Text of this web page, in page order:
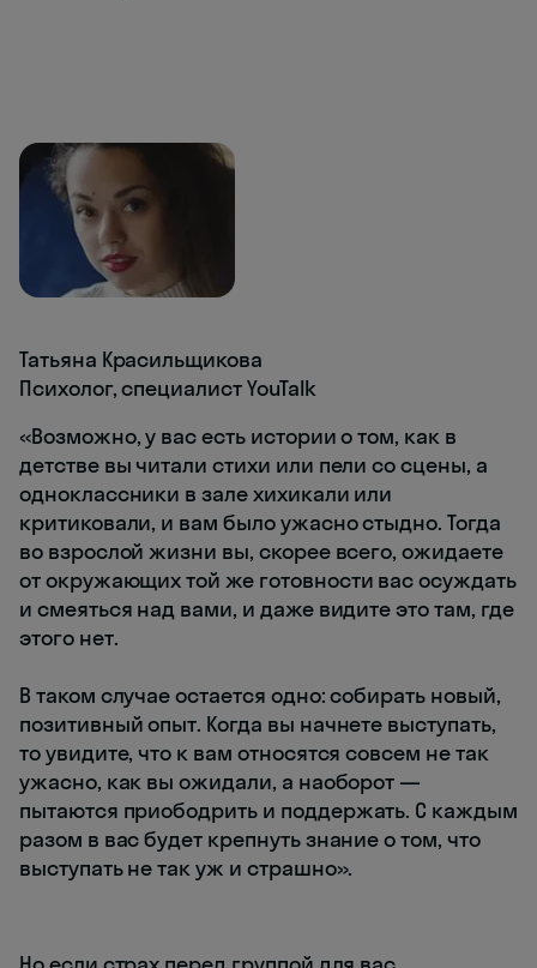
Татьяна Красильщикова
Психолог, специалист YouTalk
«Возможно, у вас есть истории о том, как в
детстве вы читали стихи или пели со сцены, а
одноклассники в зале хихикали или
критиковали, и вам было ужасно стыдно. Тогда
во взрослой жизни вы, скорее всего, ожидаете
от окружающих той же готовности вас осуждать
и смеяться над вами, и даже видите это там, где
этого нет.
В таком случае остается одно: собирать новый,
позитивный опыт. Когда вы начнете выступать,
то увидите, что к вам относятся совсем не так
ужасно, как вы ожидали, а наоборот —
пытаются приободрить и поддержать. С каждым
разом в вас будет крепнуть знание о том, что
выступать не так уж и страшно».